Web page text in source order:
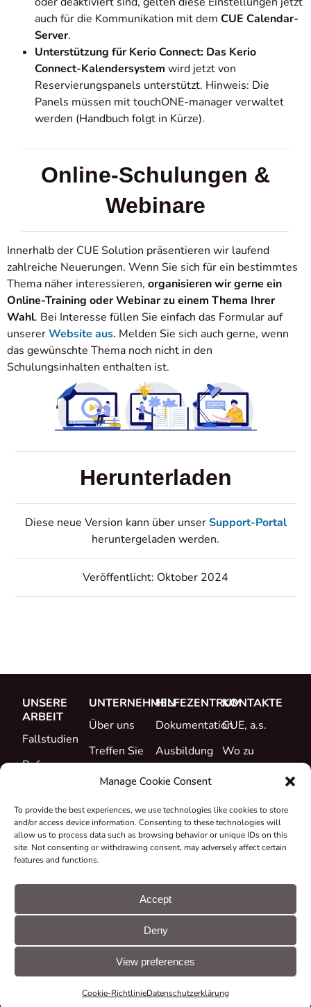
Manage Cookie Consent
To provide the best experiences, we use technologies like cookies to store
and/or access device information. Consenting to these technologies will
allow us to process data such as browsing behavior or unique IDs on this
site. Not consenting or withdrawing consent, may adversely affect certain
features and functions.
Accept
Deny
View preferences
Cookie-RichtlinieDatenschutzerklärung
auch für die Kommunikation mit dem CUE Calendar-
Server.
Unterstützung für Kerio Connect: Das Kerio
Connect-Kalendersystem wird jetzt von
Reservierungspanels unterstützt. Hinweis: Die
Panels müssen mit touchONE-manager verwaltet
werden (Handbuch folgt in Kürze).
Online-Schulungen &
Webinare
Innerhalb der CUE Solution präsentieren wir laufend
zahlreiche Neuerungen. Wenn Sie sich für ein bestimmtes
Thema näher interessieren, organisieren wir gerne ein
Online-Training oder Webinar zu einem Thema Ihrer
Wahl. Bei Interesse füllen Sie einfach das Formular auf
unsererWebsite aus. Melden Sie sich auch gerne, wenn
das gewünschte Thema noch nicht in den
Schulungsinhalten enthalten ist.
Herunterladen
Diese neue Version kann über unserSupport-Portal
heruntergeladen werden.
Veröffentlicht: Oktober 2024
UNSERE
ARBEIT
Fallstudien
Referenzen
UNTERNEHMEN
Über uns
Treffen Sie
das Team
Zertifikate &
Erklärungen
Rücknahme
Zuschüsse &
HILFEZENTRUM
Dokumentation
Ausbildung
Support
KONTAKTE
CUE, a.s.
Wo zu
kaufen
© CUE, a.s. Alle
Rechte
Cookie-
GDPR-